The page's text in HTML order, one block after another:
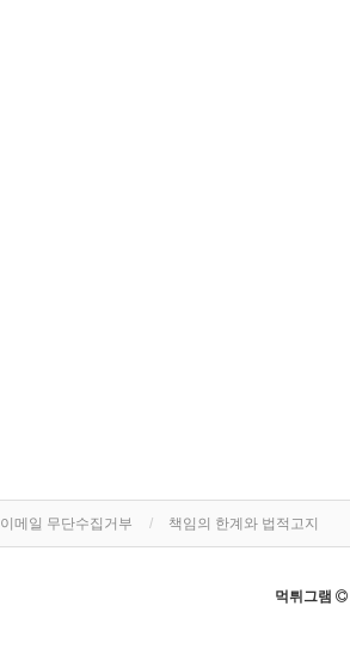
이메일 무단수집거부 책임의 한계와 법적고지
먹튀그램